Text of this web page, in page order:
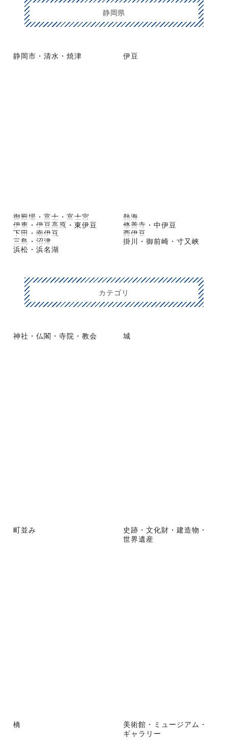
静岡県
静岡市・清水・焼津 伊豆
御殿場・富士・富士宮
熱海
伊東・伊豆高原・東伊豆
修善寺・中伊豆
下田・南伊豆
西伊豆
三島・沼津
掛川・御前崎・寸又峡
浜松・浜名湖
カテゴリ
神社・仏閣・寺院・教会 城
町並み
史跡・文化財・建造物・
世界遺産
橋
美術館・ミュージアム・
ギャラリー